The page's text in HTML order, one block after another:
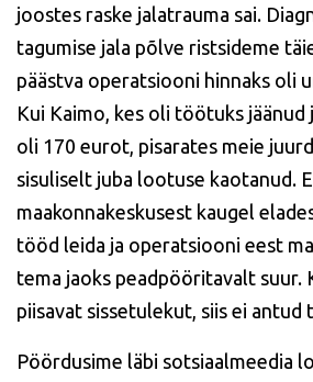
joostes raske jalatrauma sai.
tagumise jala põlve ristsideme
päästva operatsiooni hinnaks oli
Kui Kaimo, kes oli töötuks jäänud
oli 170 eurot, pisarates meie
sisuliselt juba lootuse kaotanud.
maakonnakeskusest kaugel
tööd leida ja operatsiooni eest
tema jaoks peadpööritavalt suur.
piisavat sissetulekut, siis ei antud
Pöördusime läbi sotsiaalmeedia